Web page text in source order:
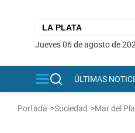
jueves 06 de agosto de
ÚLTIMAS
Portada >Sociedad >Mar del